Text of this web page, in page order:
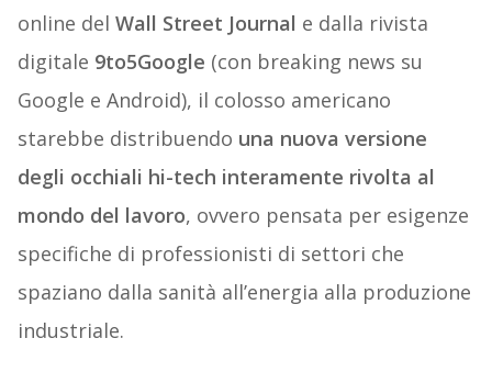
online del Wall Street Journal e dalla rivista
digitale 9to5Google (con breaking news su
Google e Android), il colosso americano
starebbe distribuendo una nuova versione
degli occhiali hi-tech interamente rivolta al
mondo del lavoro, ovvero pensata per esigenze
specifiche di professionisti di settori che
spaziano dalla sanità all’energia alla produzione
industriale.